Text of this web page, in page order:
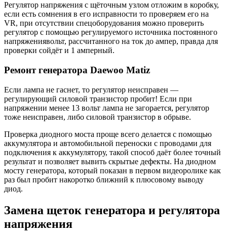
Регулятор напряжения с щёточным узлом отложим в коробку,
если есть сомнения в его исправности то проверяем его на
VR, при отсутствии спецоборудования можно проверить
регулятор с помощью регулируемого источника постоянного
напряжениявольт, рассчитанного на ток до ампер, правда для
проверки сойдёт и 1 амперный.
Ремонт генератора Daewoo Matiz
Если лампа не гаснет, то регулятор неисправен —
регулирующий силовой транзистор пробит! Если при
напряжении менее 13 вольт лампа не загорается, регулятор
тоже неисправен, либо силовой транзистор в обрыве.
Проверка диодного моста проще всего делается с помощью
аккумулятора и автомобильной переноски с проводами для
подключения к аккумулятору, такой способ даёт более точный
результат и позволяет вывить скрытые дефекты. На диодном
мосту генератора, который показан в первом видеоролике как
раз был пробит накоротко ближний к плюсовому выводу
диод.
Замена щеток генератора и регулятора
напряжения